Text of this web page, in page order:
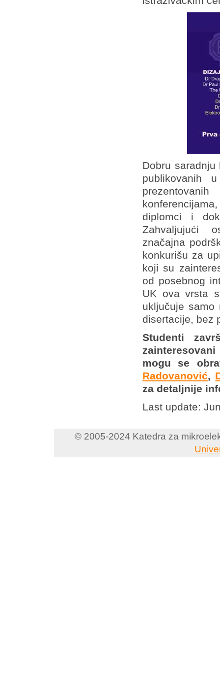
Dobru
publikovanih
diplomci i
Zahvaljujući
značajna
konkurišu za
koji su
od posebnog
UK ova vrsta
uključuje samo
disertacije, bez
Studenti
mogu se
Radovanović,
za detaljnije
Last update:
© 2005-2024 Katedra za